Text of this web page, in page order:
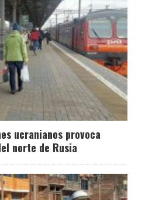
ucranianos provoca
norte de Rusia